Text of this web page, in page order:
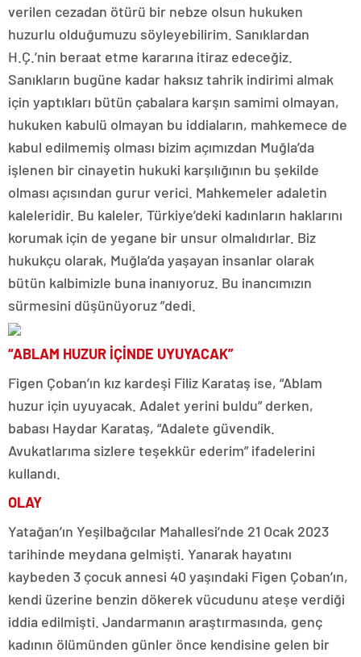
verilen cezadan ötürü bir nebze olsun hukuken
huzurlu olduğumuzu söyleyebilirim. Sanıklardan
H.Ç.’nin beraat etme kararına itiraz edeceğiz.
Sanıkların bugüne kadar haksız tahrik indirimi almak
için yaptıkları bütün çabalara karşın samimi olmayan,
hukuken kabulü olmayan bu iddiaların, mahkemece de
kabul edilmemiş olması bizim açımızdan Muğla’da
işlenen bir cinayetin hukuki karşılığının bu şekilde
olması açısından gurur verici. Mahkemeler adaletin
kaleleridir. Bu kaleler, Türkiye’deki kadınların haklarını
korumak için de yegane bir unsur olmalıdırlar. Biz
hukukçu olarak, Muğla’da yaşayan insanlar olarak
bütün kalbimizle buna inanıyoruz. Bu inancımızın
sürmesini düşünüyoruz ”dedi.
“ABLAM HUZUR İÇİNDE UYUYACAK”
Figen Çoban’ın kız kardeşi Filiz Karataş ise, “Ablam
huzur için uyuyacak. Adalet yerini buldu” derken,
babası Haydar Karataş, “Adalete güvendik.
Avukatlarıma sizlere teşekkür ederim” ifadelerini
kullandı.
OLAY
Yatağan’ın Yeşilbağcılar Mahallesi’nde 21 Ocak 2023
tarihinde meydana gelmişti. Yanarak hayatını
kaybeden 3 çocuk annesi 40 yaşındaki Figen Çoban’ın,
kendi üzerine benzin dökerek vücudunu ateşe verdiği
iddia edilmişti. Jandarmanın araştırmasında, genç
kadının ölümünden günler önce kendisine gelen bir